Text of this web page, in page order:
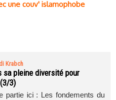
une couv' islamophobe
Krabch
sa pleine diversité pour
3)
partie ici : Les fondements du